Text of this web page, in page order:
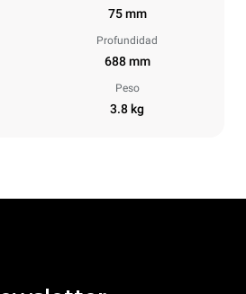
75 mm
Profundidad
688 mm
Peso
3.8 kg